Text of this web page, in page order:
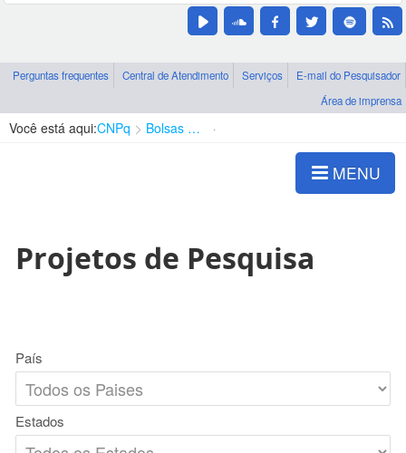
Perguntas frequentes Central de Atendimento Serviços
E-mail do Pesquisador
Área de imprensa
Você está aqui:CNPq Bolsas e Auxílios Vigentes
MENU
Projetos de Pesquisa
País
Estados